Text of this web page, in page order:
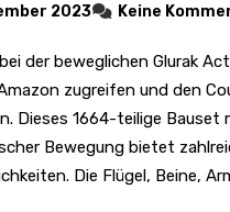
2023 Keine
zugreifen und den
Dieses 1664-teilige Bauset
Bewegung bietet
Die Flügel, Beine,